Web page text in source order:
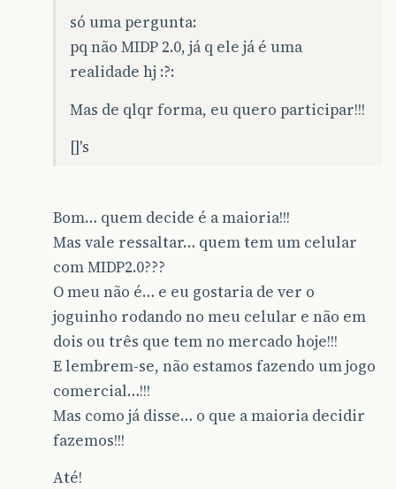
só uma pergunta:
pq não MIDP 2.0, já q ele já é uma
realidade hj :?:
Mas de qlqr forma, eu quero participar!!!
[]'s
Bom… quem decide é a maioria!!!
Mas vale ressaltar… quem tem um celular
com MIDP2.0???
O meu não é… e eu gostaria de ver o
joguinho rodando no meu celular e não em
dois ou três que tem no mercado hoje!!!
E lembrem-se, não estamos fazendo um jogo
comercial…!!!
Mas como já disse… o que a maioria decidir
fazemos!!!
Até!